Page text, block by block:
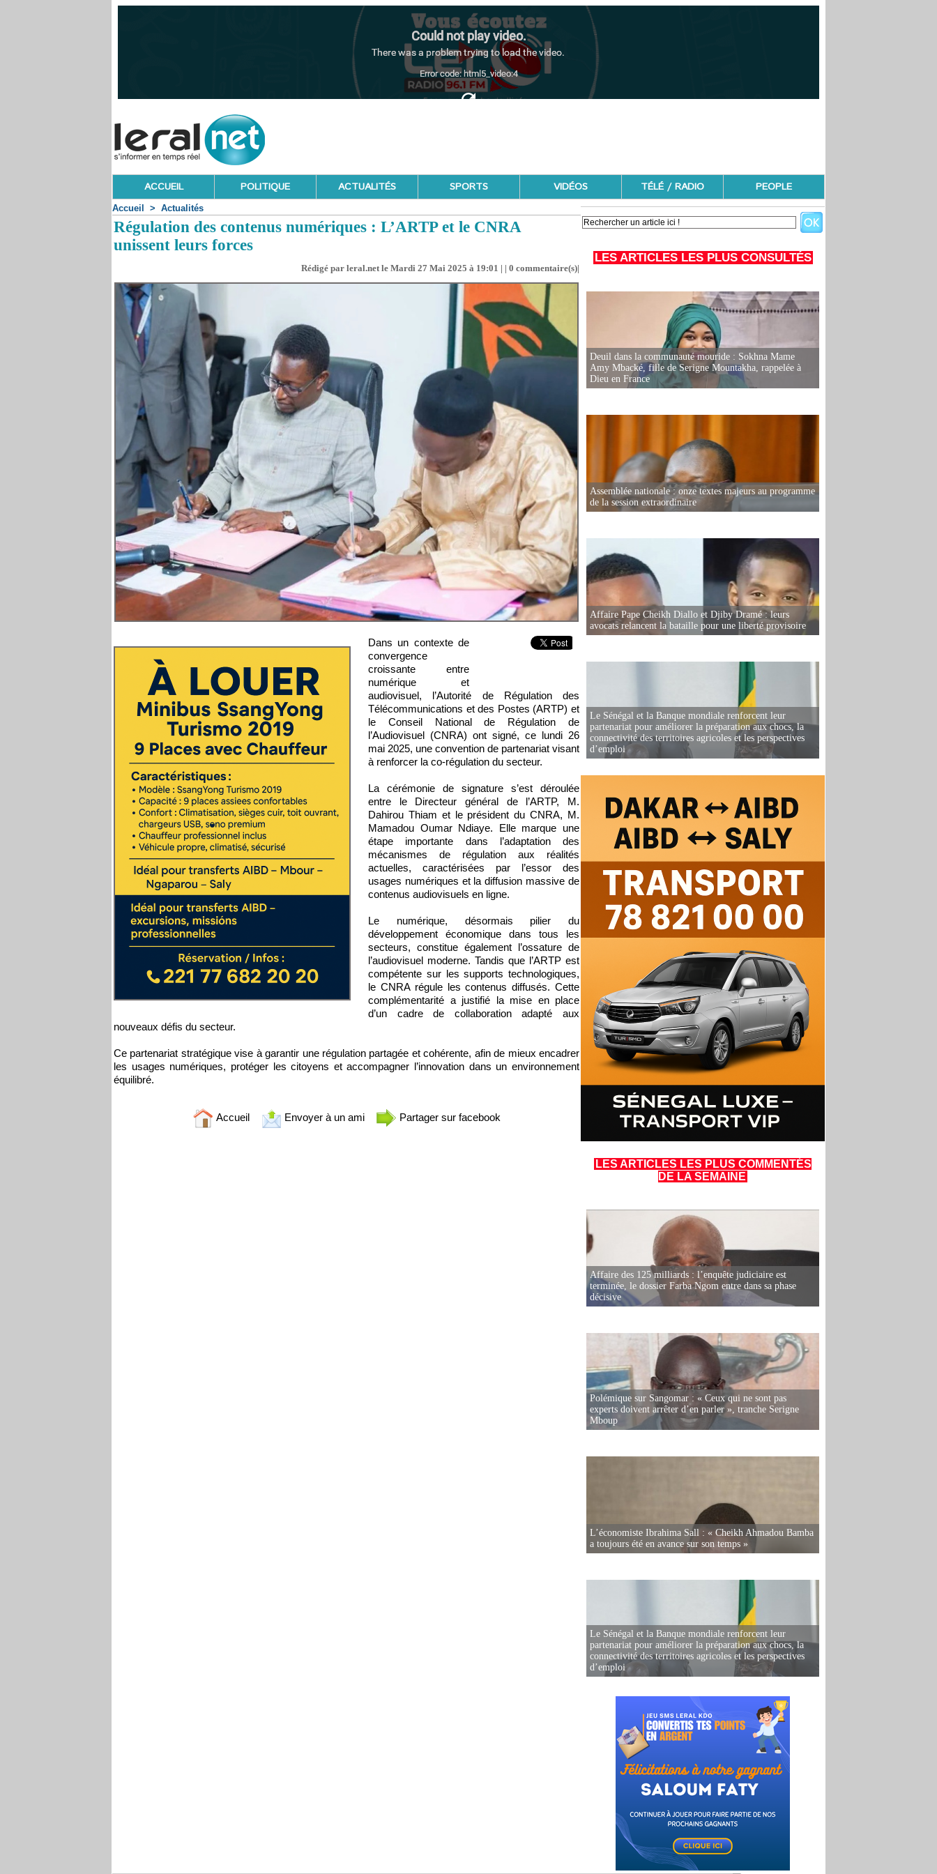
ACCUEIL POLITIQUE ACTUALITÉS SPORTS VIDÉOS TÉLÉ / RADIO PEOPLE
Accueil > Actualités
Régulation des contenus numériques : L’ARTP et le CNRA
unissent leurs forces
Rédigé par leral.net le Mardi 27 Mai 2025 à 19:01 | | 0 commentaire(s)|
Dans un contexte de
convergence
croissante entre
numérique et
audiovisuel, l’Autorité de Régulation des
Télécommunications et des Postes (ARTP) et
le Conseil National de Régulation de
l’Audiovisuel (CNRA) ont signé, ce lundi 26
mai 2025, une convention de partenariat visant
à renforcer la co-régulation du secteur.
La cérémonie de signature s’est déroulée
entre le Directeur général de l’ARTP, M.
Dahirou Thiam et le président du CNRA, M.
Mamadou Oumar Ndiaye. Elle marque une
étape importante dans l’adaptation des
mécanismes de régulation aux réalités
actuelles, caractérisées par l’essor des
usages numériques et la diffusion massive de
contenus audiovisuels en ligne.
Le numérique, désormais pilier du
développement économique dans tous les
secteurs, constitue également l’ossature de
l’audiovisuel moderne. Tandis que l’ARTP est
compétente sur les supports technologiques,
le CNRA régule les contenus diffusés. Cette
complémentarité a justifié la mise en place
d’un cadre de collaboration adapté aux
nouveaux défis du secteur.
Ce partenariat stratégique vise à garantir une régulation partagée et cohérente, afin de mieux encadrer
les usages numériques, protéger les citoyens et accompagner l’innovation dans un environnement
équilibré.
Accueil Envoyer à un ami Partager sur facebook
LES ARTICLES LES PLUS CONSULTÉS
Deuil dans la communauté mouride : Sokhna Mame
Amy Mbacké, fille de Serigne Mountakha, rappelée à
Dieu en France
Assemblée nationale : onze textes majeurs au programme
de la session extraordinaire
Affaire Pape Cheikh Diallo et Djiby Dramé : leurs
avocats relancent la bataille pour une liberté provisoire
Le Sénégal et la Banque mondiale renforcent leur
partenariat pour améliorer la préparation aux chocs, la
connectivité des territoires agricoles et les perspectives
d’emploi
LES ARTICLES LES PLUS COMMENTÉS
DE LA SEMAINE
Affaire des 125 milliards : l’enquête judiciaire est
terminée, le dossier Farba Ngom entre dans sa phase
décisive
Polémique sur Sangomar : « Ceux qui ne sont pas
experts doivent arrêter d’en parler », tranche Serigne
Mboup
L’économiste Ibrahima Sall : « Cheikh Ahmadou Bamba
a toujours été en avance sur son temps »
Le Sénégal et la Banque mondiale renforcent leur
partenariat pour améliorer la préparation aux chocs, la
connectivité des territoires agricoles et les perspectives
d’emploi